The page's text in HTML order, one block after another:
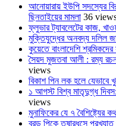
আনোয়ারায় ইউপি সদস্যের
ছিনতাইয়ের মামলা 36
ফ্লুভার ট্যাবলেটের কাজ,
মুক্তিযুদ্ধের অনবদ্য দলিল
কুয়েতে বাংলাদেশি শ্রমিকদের
সৈয়দ মুজতবা আলী : রম্য
views
বিকাশ পিন লক হলে যেভাবে
১ আগস্ট বিশ্ব মাতৃদুগ্ধ দিবস:
views
মুনাফিকের যে ৭ বৈশিষ্ট্যের
ব্রড পিকে তুষারধসে প্রখ্যাত